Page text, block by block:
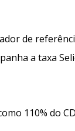
de
a taxa
110% do